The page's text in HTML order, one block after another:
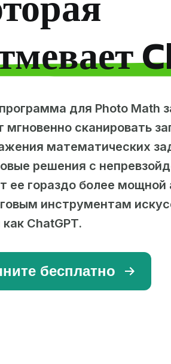
для Photo Math
мгновенно сканировать
математических
решения с
ее гораздо более мощной
инструментам
ChatGPT.
бесплатно